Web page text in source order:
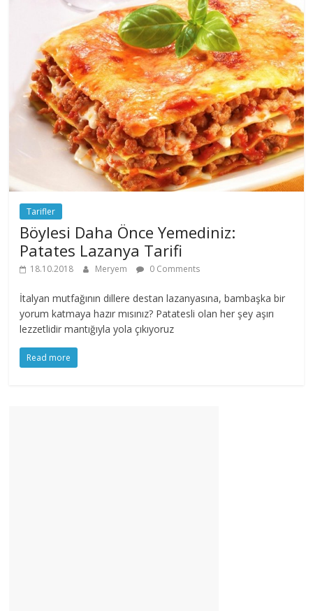
Tarifler
Böylesi Daha Önce Yemediniz:
Patates Lazanya Tarifi
18.10.2018 Meryem 0 Comments
İtalyan mutfağının dillere destan lazanyasına, bambaşka bir
yorum katmaya hazır mısınız? Patatesli olan her şey aşırı
lezzetlidir mantığıyla yola çıkıyoruz
Read more